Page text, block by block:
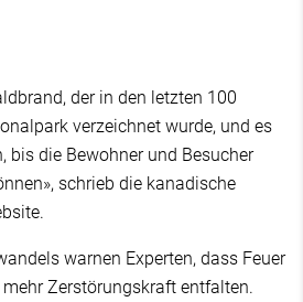
der in den letzten 100
verzeichnet wurde, und es
bis die Bewohner und Besucher
schrieb die kanadische
warnen Experten, dass Feuer
Zerstörungskraft entfalten.